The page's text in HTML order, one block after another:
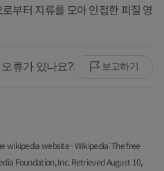
부터 지류를 모아 인접한 피질 영
류가 있나요? 보고하기
wikipedia website - Wikipedia: The free
Foundation, Inc. Retrieved August 10,